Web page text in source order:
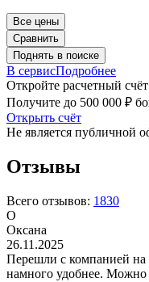
Все цены
Сравнить
Поднять в поиске
В сервисПодробнее
Откройте расчетный
Получите до 500 000 ₽
Открыть счёт
Не является публичной
Отзывы
Всего отзывов: 1830
О
Оксана
26.11.2025
Перешли с компанией на
намного удобнее. Можно